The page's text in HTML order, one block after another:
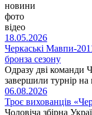
новини
фото
відео
18.05.2026
Черкаські Мавпи-
бронза сезону
Одразу дві
завершили турнір на
06.08.2026
Троє вихованців
Чоловіча збірна